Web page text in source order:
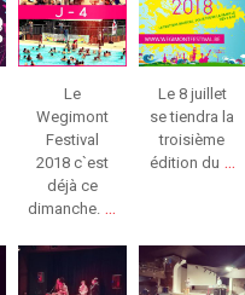
Juil 4
Le
Wegimont
Festival
2018 c`est
déjà ce
dimanche. ...
Juin 13
Le 8 juillet
se tiendra la
troisième
édition du ...
eslg
jeunessesmusical
eslg